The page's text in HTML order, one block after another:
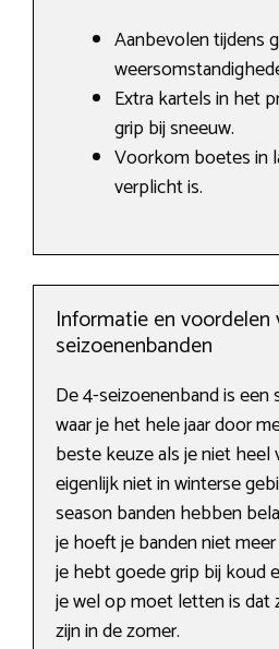
Aanbevolen tijdens
Extra kartels in het
grip bij sneeuw.
Voorkom boetes in
verplicht is.
Informatie en voordelen
seizoenenbanden
De 4-seizoenenband is een
waar je het hele jaar door
beste keuze als je niet heel
eigenlijk niet in winterse
season banden hebben
je hoeft je banden niet
je hebt goede grip bij koud
je wel op moet letten is dat
zijn in de zomer.